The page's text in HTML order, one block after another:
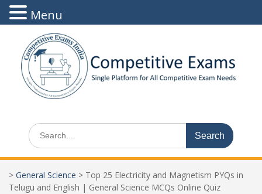
content
Search
for:
> General Science > Top 25 Electricity and Magnetism PYQs in
Telugu and English | General Science MCQs Online Quiz
Menu